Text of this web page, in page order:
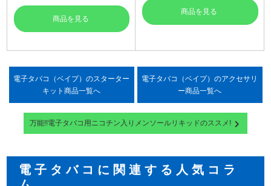
商品を見る
商品を見る
電子タバコ（ベイプ）のスターター
キット 商品一覧へ
電子タバコ（ベイプ）のアクセサリ
ー商品一覧へ
万能!!電子タバコ用ニコチン入りメンソールリキッドのススメ!
電子タバコに関連する人気コラ